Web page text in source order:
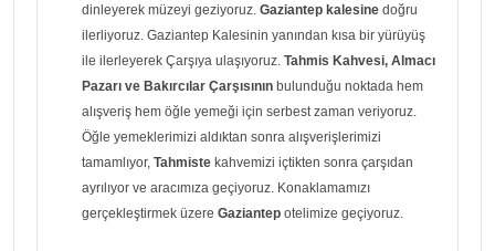
dinleyerek müzeyi geziyoruz. Gaziantep kalesine doğru
ilerliyoruz. Gaziantep Kalesinin yanından kısa bir yürüyüş
ile ilerleyerek Çarşıya ulaşıyoruz. Tahmis Kahvesi, Almacı
Pazarı ve Bakırcılar Çarşısının bulunduğu noktada hem
alışveriş hem öğle yemeği için serbest zaman veriyoruz.
Öğle yemeklerimizi aldıktan sonra alışverişlerimizi
tamamlıyor, Tahmiste kahvemizi içtikten sonra çarşıdan
ayrılıyor ve aracımıza geçiyoruz. Konaklamamızı
gerçekleştirmek üzere Gaziantep otelimize geçiyoruz.